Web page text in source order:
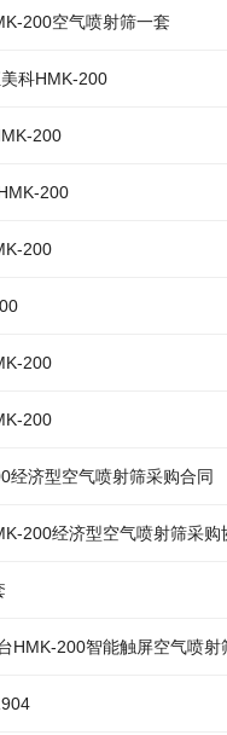
200空气喷射筛一套
科HMK-200
200
200
200
200
200
经济型空气喷射筛采购合同
200经济型空气喷射筛采购
HMK-200智能触屏空气喷射